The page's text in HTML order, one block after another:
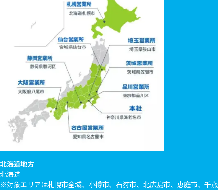
北海道地方
北海道
※対象エリアは札幌市全域、小樽市、石狩市、北広島市、恵庭市、千歳